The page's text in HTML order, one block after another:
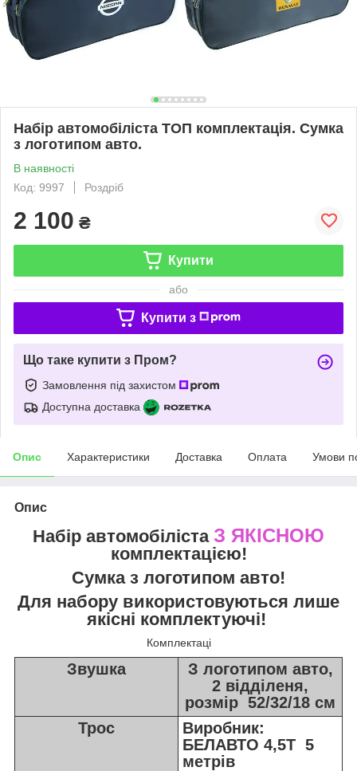
Набір автомобіліста ТОП комплектація. Сумка
з логотипом авто.
В наявності
Код: 9997
Роздріб
2 100 ₴
Купити
або
Купити з
Що таке купити з Пром?
Замовлення під захистом
Доступна доставка
Опис Характеристики Доставка Оплата Умови
Опис
Набір автомобіліста З ЯКІСНОЮ
комплектацією!
Сумка з логотипом авто!
Для набору використовуються лише
якісні комплектуючі!
Комплектаці
Звушка
З логотипом авто,
2 відділеня,
розмір 52/32/18 см
Трос
Виробник:
БЕЛАВТО 4,5Т 5
метрів